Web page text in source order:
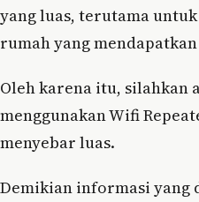
yang luas, terutama
rumah yang
Oleh karena itu, silahkan
menggunakan Wifi
menyebar luas.
Demikian informasi yang